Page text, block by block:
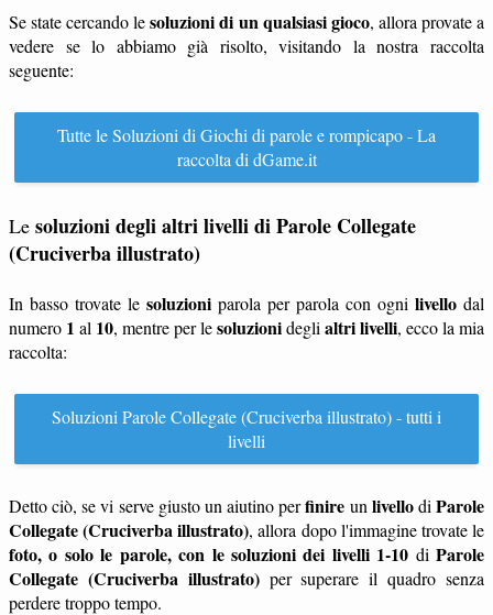
Se state cercando lesoluzioni di un qualsiasi gioco, allora provate a
vedere se lo abbiamo già risolto, visitando la nostra raccolta
seguente:
Tutte le Soluzioni di Giochi di parole e rompicapo - La
raccolta di dGame.it
Le soluzioni degli altri livelli di Parole Collegate
(Cruciverba illustrato)
In basso trovate le soluzioni parola per parola con ogni livello dal
numero 1 al 10, mentre per lesoluzionidegli altri livelli, ecco la mia
raccolta:
Soluzioni Parole Collegate (Cruciverba illustrato) - tutti i
livelli
Detto ciò, se vi serve giusto un aiutino perfinire un livellodiParole
Collegate (Cruciverba illustrato), allora dopo l'immagine trovate le
foto, o solo le parole, con le soluzioni dei livelli 1-10 diParole
Collegate (Cruciverba illustrato)per superare il quadro senza
perdere troppo tempo.